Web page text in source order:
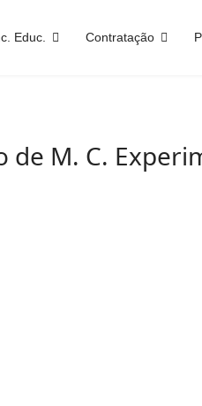
Educ. Contratação
M. C.